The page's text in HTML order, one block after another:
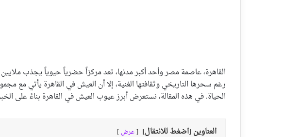
القاهرة، عاصمة مصر وأحد أكبر مدنها، تعد مركزاً حضرياً حيوياً يجذب
رغم سحرها التاريخي وثقافتها الغنية، إلا أن العيش في القاهرة يأتي مع
الحياة. في هذه المقالة، نستعرض أبرز عيوب العيش في القاهرة بناءً على
العناوين [اضغط للانتقال] عرض